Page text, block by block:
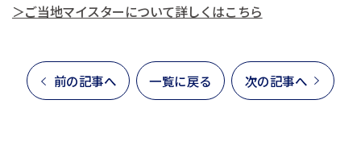
＞ご当地マイスターについて詳しくはこちら
前の記事へ 一覧に戻る 次の記事へ